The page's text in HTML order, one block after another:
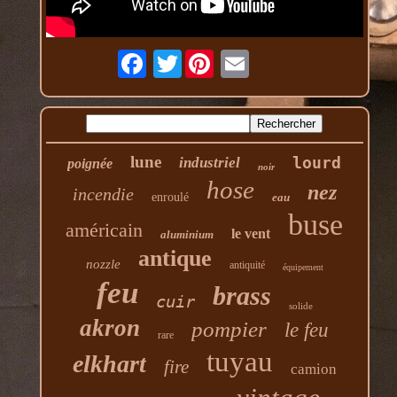
Twitter
poignée lune industriel noir lourd
incendie enroulé hose eau nez
américain aluminium le vent buse
nozzle antique antiquité équipement
feu cuir brass solide
akron rare pompier le feu
elkhart fire tuyau camion